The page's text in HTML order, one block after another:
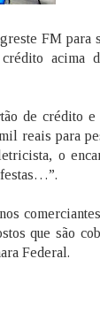
FM para
acima
de crédito e
reais para
o
festas…”.
que são
Federal.